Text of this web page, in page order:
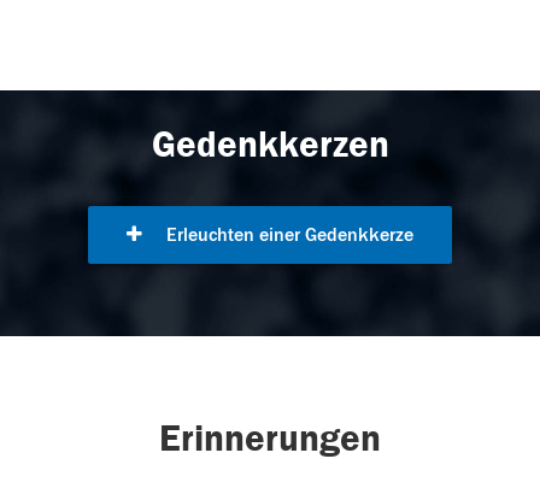
Gedenkkerzen
Erleuchten einer Gedenkkerze
Erinnerungen